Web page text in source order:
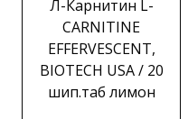
Л-Карнитин L-
CARNITINE
EFFERVESCENT,
BIOTECH USA / 20
шип.таб лимон